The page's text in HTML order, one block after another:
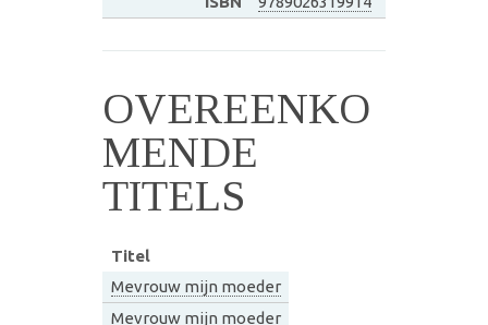
OVEREENKO
MENDE
TITELS
Titel
Mevrouw mijn moeder
Mevrouw mijn moeder